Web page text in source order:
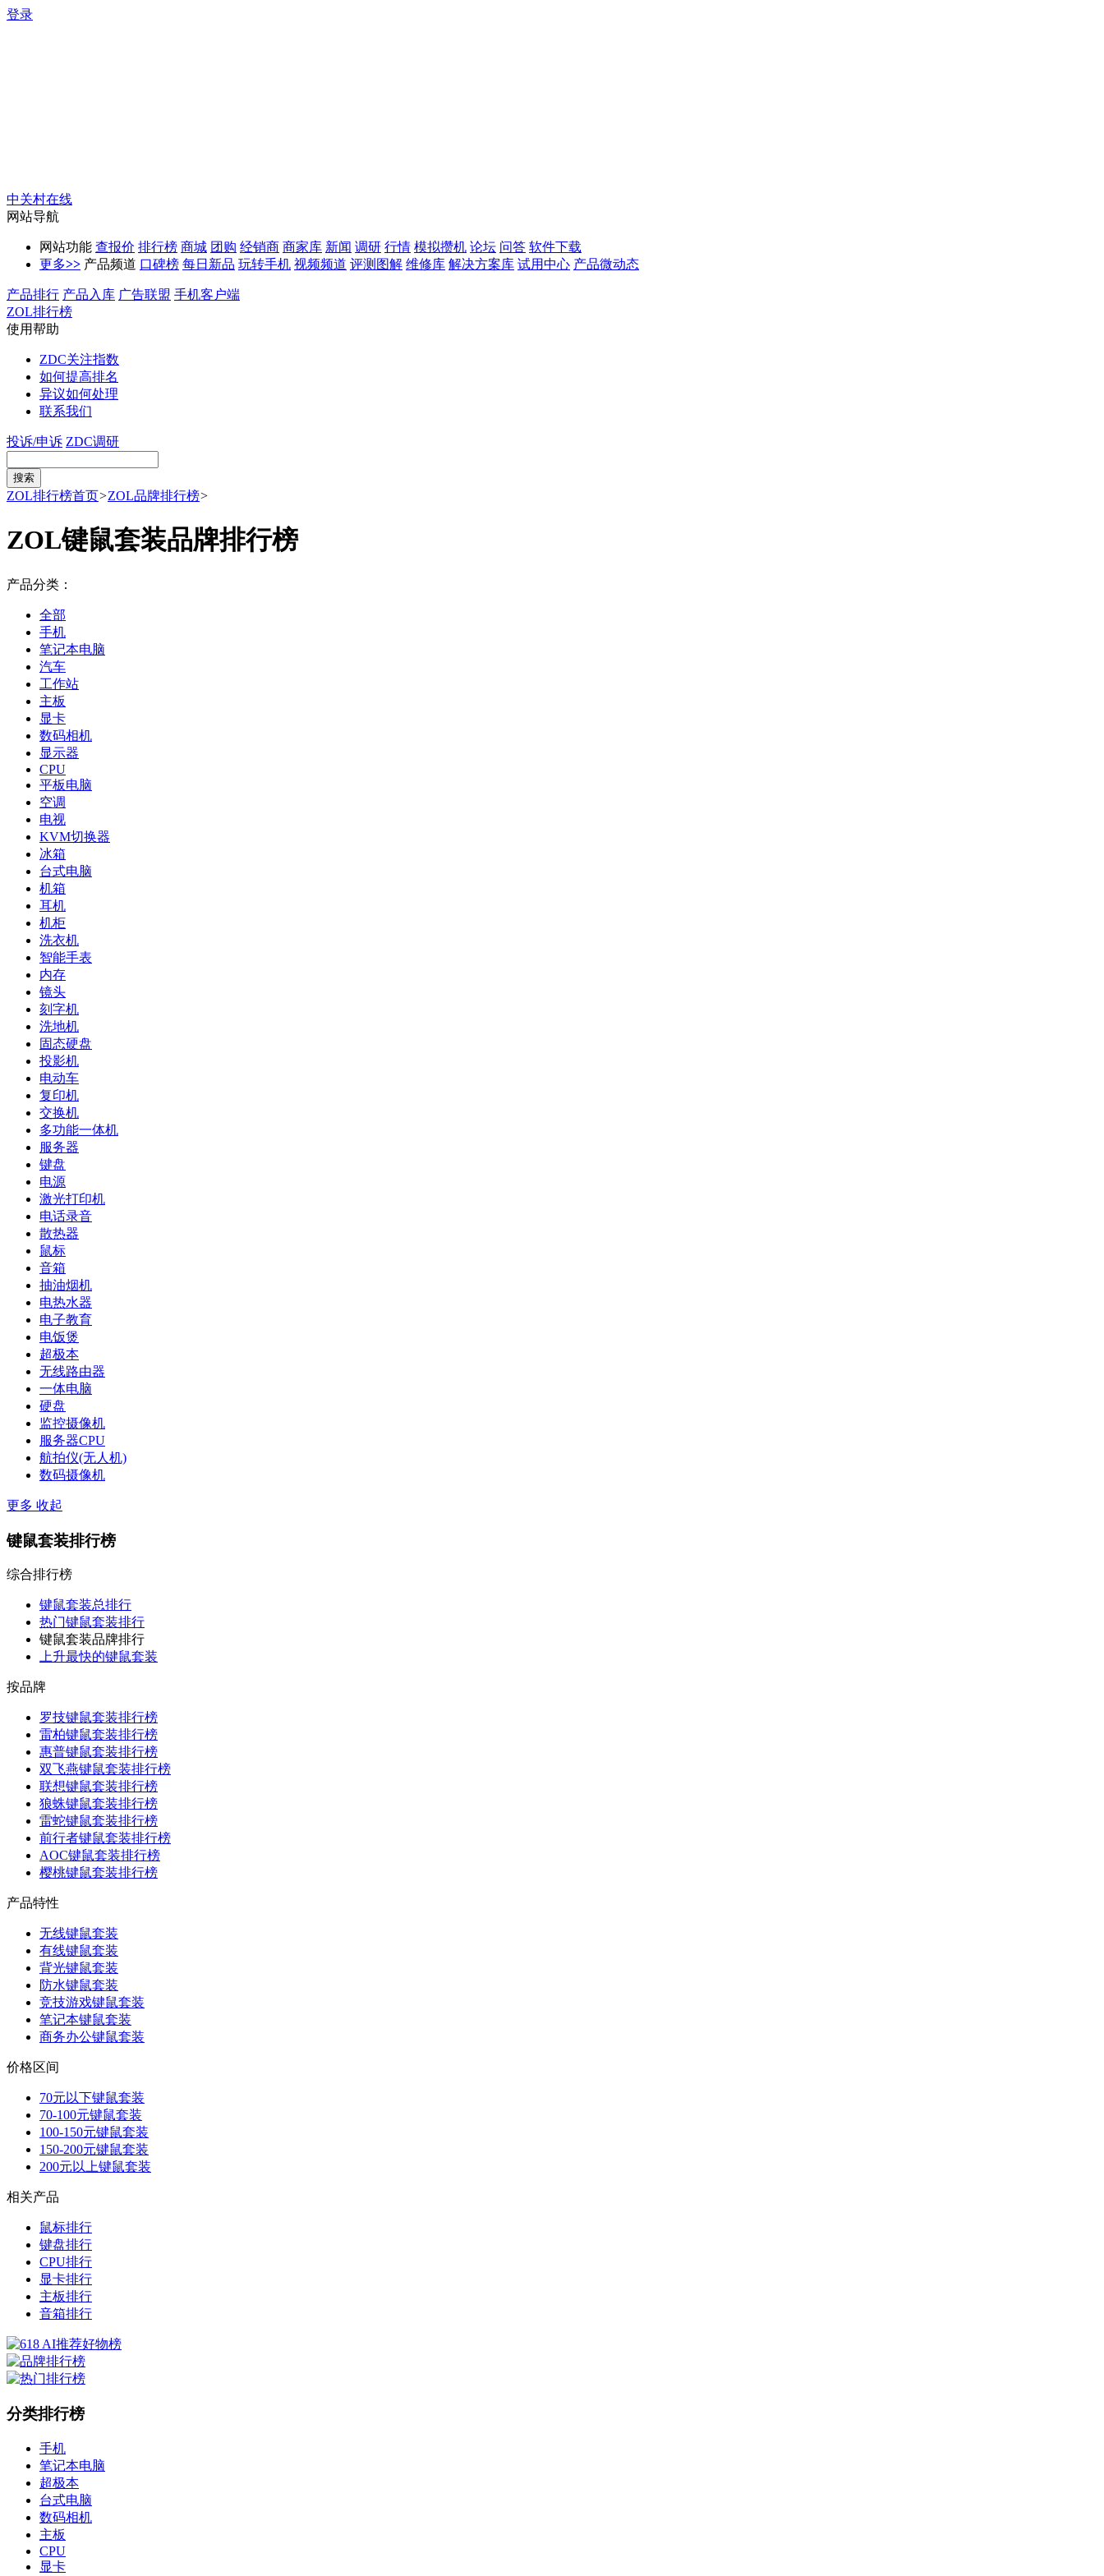
登录
中关村在线
网站导航
网站功能 查报价 排行榜 商城 团购 经销商 商家库 新闻 调研 行情 模拟攒机 论坛 问答 软件下载
更多>> 产品频道 口碑榜 每日新品 玩转手机 视频频道 评测图解 维修库 解决方案库 试用中心 产品微动态
产品排行 产品入库 广告联盟 手机客户端
ZOL排行榜
使用帮助
ZDC关注指数
如何提高排名
异议如何处理
联系我们
投诉/申诉 ZDC调研
ZOL排行榜首页>ZOL品牌排行榜>
ZOL键鼠套装品牌排行榜
产品分类：
全部
手机
笔记本电脑
汽车
工作站
主板
显卡
数码相机
显示器
CPU
平板电脑
空调
电视
KVM切换器
冰箱
台式电脑
机箱
耳机
机柜
洗衣机
智能手表
内存
镜头
刻字机
洗地机
固态硬盘
投影机
电动车
复印机
交换机
多功能一体机
服务器
键盘
电源
激光打印机
电话录音
散热器
鼠标
音箱
抽油烟机
电热水器
电子教育
电饭煲
超极本
无线路由器
一体电脑
硬盘
监控摄像机
服务器CPU
航拍仪(无人机)
数码摄像机
更多 收起
键鼠套装排行榜
综合排行榜
键鼠套装总排行
热门键鼠套装排行
键鼠套装品牌排行
上升最快的键鼠套装
按品牌
罗技键鼠套装排行榜
雷柏键鼠套装排行榜
惠普键鼠套装排行榜
双飞燕键鼠套装排行榜
联想键鼠套装排行榜
狼蛛键鼠套装排行榜
雷蛇键鼠套装排行榜
前行者键鼠套装排行榜
AOC键鼠套装排行榜
樱桃键鼠套装排行榜
产品特性
无线键鼠套装
有线键鼠套装
背光键鼠套装
防水键鼠套装
竞技游戏键鼠套装
笔记本键鼠套装
商务办公键鼠套装
价格区间
70元以下键鼠套装
70-100元键鼠套装
100-150元键鼠套装
150-200元键鼠套装
200元以上键鼠套装
相关产品
鼠标排行
键盘排行
CPU排行
显卡排行
主板排行
音箱排行
分类排行榜
手机
笔记本电脑
超极本
台式电脑
数码相机
主板
CPU
显卡